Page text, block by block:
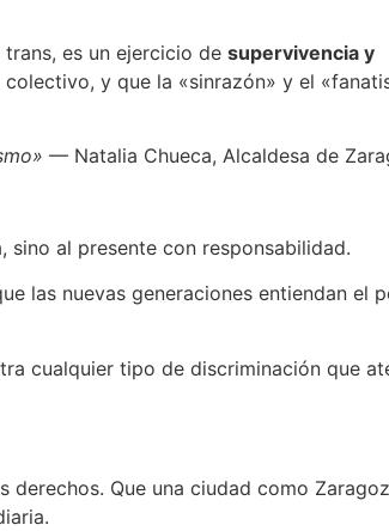
es un ejercicio de supervivencia y
y que la «sinrazón» y el
— Natalia Chueca, Alcaldesa de
al presente con responsabilidad.
las nuevas generaciones entiendan el
cualquier tipo de discriminación que
Que una ciudad como